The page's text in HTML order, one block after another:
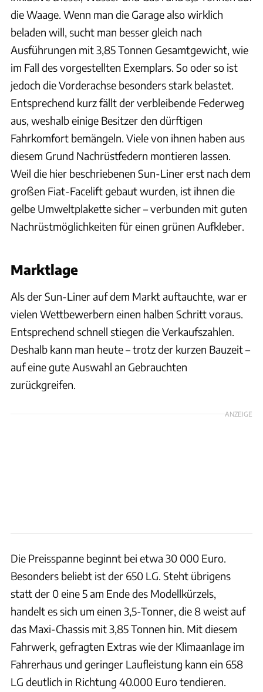
die Waage. Wenn man die Garage also wirklich
beladen will, sucht man besser gleich nach
Ausführungen mit 3,85 Tonnen Gesamtgewicht, wie
im Fall des vorgestellten Exemplars. So oder so ist
jedoch die Vorderachse besonders stark belastet.
Entsprechend kurz fällt der verbleibende Federweg
aus, weshalb einige Besitzer den dürftigen
Fahrkomfort bemängeln. Viele von ihnen haben aus
diesem Grund Nachrüstfedern montieren lassen.
Weil die hier beschriebenen Sun-Liner erst nach dem
großen Fiat-Facelift gebaut wurden, ist ihnen die
gelbe Umweltplakette sicher – verbunden mit guten
Nachrüstmöglichkeiten für einen grünen Aufkleber.
Marktlage
Als der Sun-Liner auf dem Markt auftauchte, war er
vielen Wettbewerbern einen halben Schritt voraus.
Entsprechend schnell stiegen die Verkaufszahlen.
Deshalb kann man heute – trotz der kurzen Bauzeit –
auf eine gute Auswahl an Gebrauchten
zurückgreifen.
ANZEIGE
Die Preisspanne beginnt bei etwa 30 000 Euro.
Besonders beliebt ist der 650 LG. Steht übrigens
statt der 0 eine 5 am Ende des Modellkürzels,
handelt es sich um einen 3,5-Tonner, die 8 weist auf
das Maxi-Chassis mit 3,85 Tonnen hin. Mit diesem
Fahrwerk, gefragten Extras wie der Klimaanlage im
Fahrerhaus und geringer Laufleistung kann ein 658
LG deutlich in Richtung 40.000 Euro tendieren.